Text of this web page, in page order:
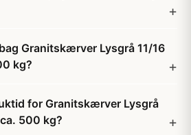
Granitskærver Lysgrå 11/16
kg?
for Granitskærver Lysgrå
500 kg?